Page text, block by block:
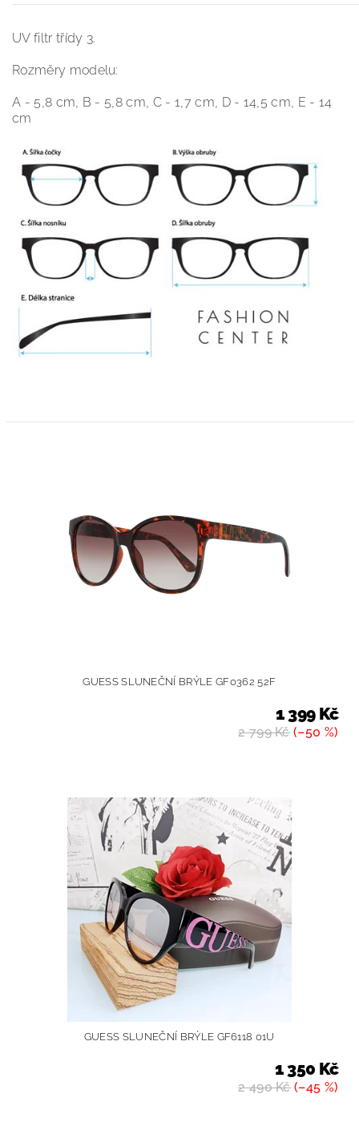
UV filtr třídy 3.
Rozměry modelu:
A - 5,8 cm, B - 5,8 cm, C - 1,7 cm, D - 14,5 cm, E - 14
cm
GUESS SLUNEČNÍ BRÝLE GF0362 52F
2 799 Kč(–50 %)
1 399 Kč
GUESS SLUNEČNÍ BRÝLE GF6118 01U
2 490 Kč(–45 %)
1 350 Kč